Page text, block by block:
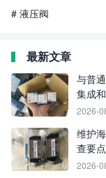
# 液压阀
最新文章
与普
集成
2026-
维护
查要点
2026-